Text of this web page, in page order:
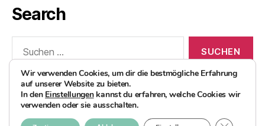
Search
nach:
© 2026AvocadoBanane Foodblog
Wir verwenden Cookies, um dir die bestmögliche Erfahrung
auf unserer Website zu bieten.
In den Einstellungenkannst du erfahren, welche Cookies wir
verwenden oder sie ausschalten.